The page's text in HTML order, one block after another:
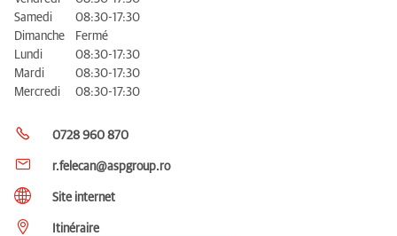
Samedi
08:30-17:30
Dimanche
Fermé
Lundi
08:30-17:30
Mardi
08:30-17:30
Mercredi
08:30-17:30
0728 960 870
r.felecan@aspgroup.ro
Site internet
Itinéraire